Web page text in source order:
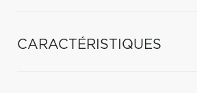
CARACTÉRISTIQUES